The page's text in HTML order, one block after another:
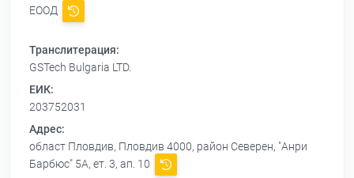
ЕООД
Транслитерация:
GSTech Bulgaria LTD.
ЕИК:
203752031
Адрес:
област Пловдив, Пловдив 4000, район Северен, "Анри
Барбюс" 5А, ет. 3, ап. 10